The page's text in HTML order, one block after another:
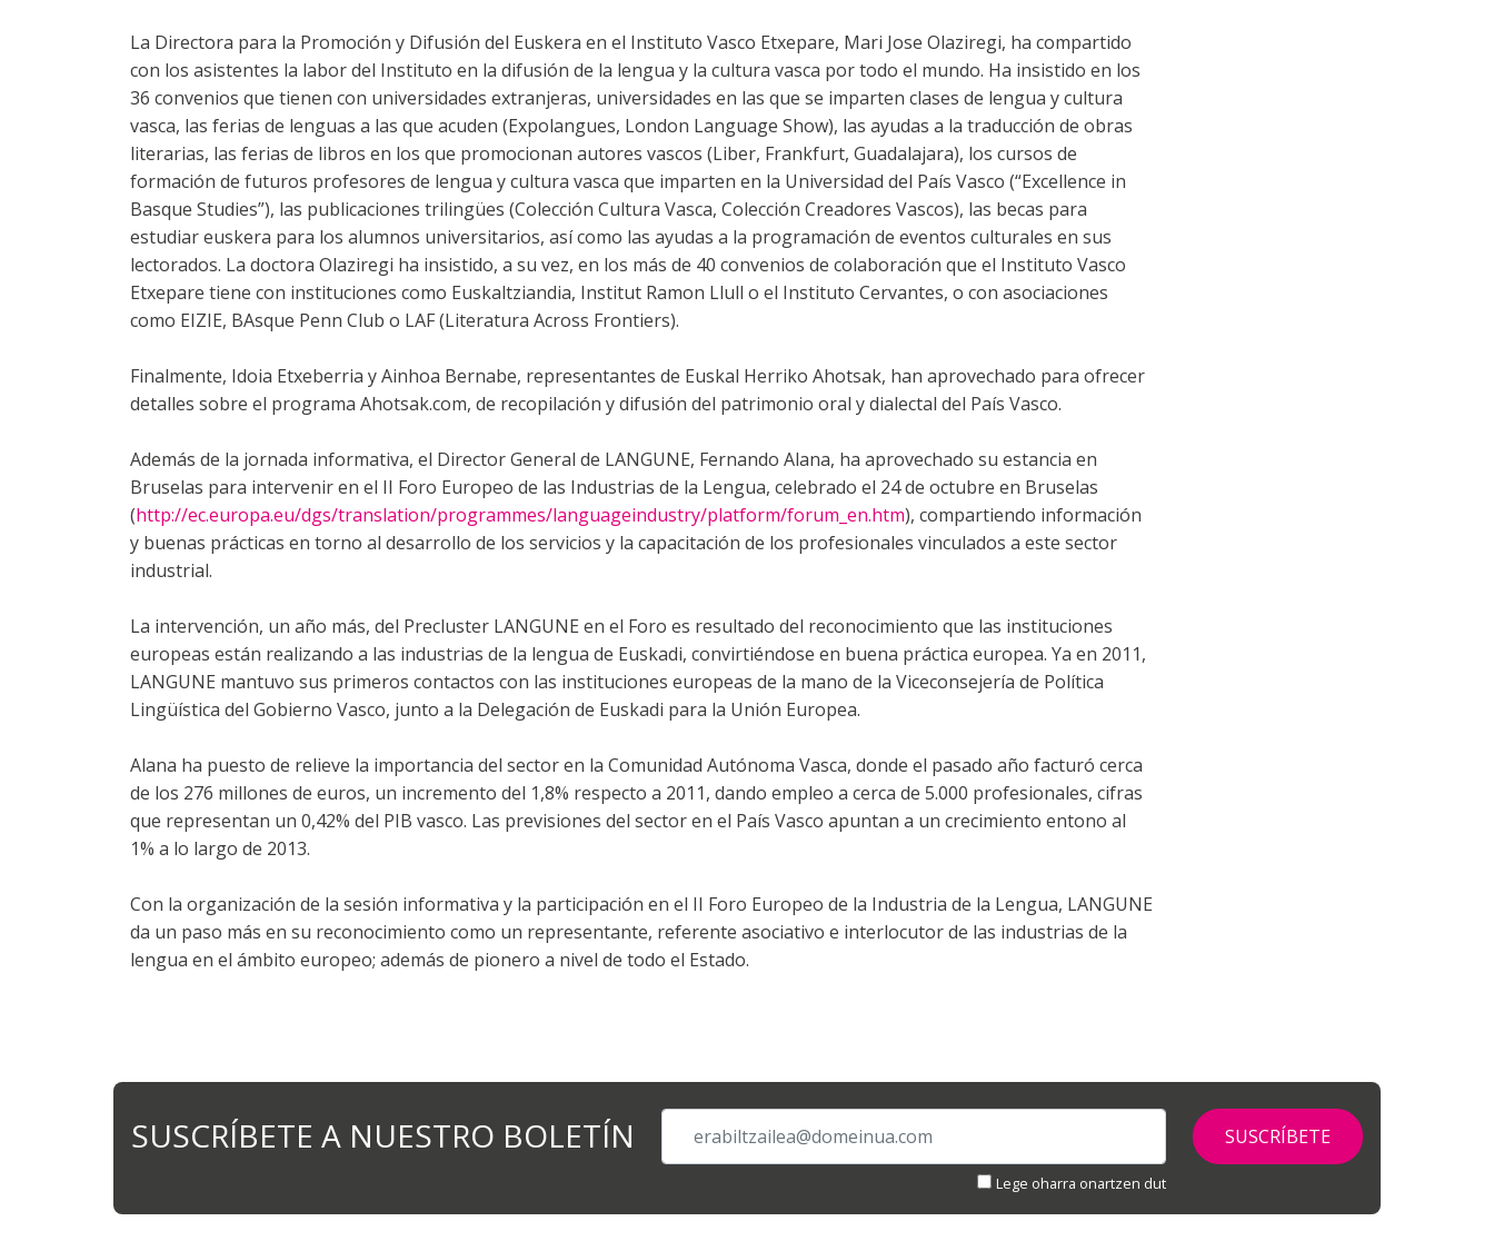
La Directora para la Promoción y Difusión del Euskera en el Instituto Vasco Etxepare, Mari Jose Olaziregi, ha compartido
con los asistentes la labor del Instituto en la difusión de la lengua y la cultura vasca por todo el mundo. Ha insistido en los
36 convenios que tienen con universidades extranjeras, universidades en las que se imparten clases de lengua y cultura
vasca, las ferias de lenguas a las que acuden (Expolangues, London Language Show), las ayudas a la traducción de obras
literarias, las ferias de libros en los que promocionan autores vascos (Liber, Frankfurt, Guadalajara), los cursos de
formación de futuros profesores de lengua y cultura vasca que imparten en la Universidad del País Vasco (“Excellence in
Basque Studies”), las publicaciones trilingües (Colección Cultura Vasca, Colección Creadores Vascos), las becas para
estudiar euskera para los alumnos universitarios, así como las ayudas a la programación de eventos culturales en sus
lectorados. La doctora Olaziregi ha insistido, a su vez, en los más de 40 convenios de colaboración que el Instituto Vasco
Etxepare tiene con instituciones como Euskaltziandia, Institut Ramon Llull o el Instituto Cervantes, o con asociaciones
como EIZIE, BAsque Penn Club o LAF (Literatura Across Frontiers).
Finalmente, Idoia Etxeberria y Ainhoa Bernabe, representantes de Euskal Herriko Ahotsak, han aprovechado para ofrecer
detalles sobre el programa Ahotsak.com, de recopilación y difusión del patrimonio oral y dialectal del País Vasco.
Además de la jornada informativa, el Director General de LANGUNE, Fernando Alana, ha aprovechado su estancia en
Bruselas para intervenir en el II Foro Europeo de las Industrias de la Lengua, celebrado el 24 de octubre en Bruselas
(http://ec.europa.eu/dgs/translation/programmes/languageindustry/platform/forum_en.htm), compartiendo información
y buenas prácticas en torno al desarrollo de los servicios y la capacitación de los profesionales vinculados a este sector
industrial.
La intervención, un año más, del Precluster LANGUNE en el Foro es resultado del reconocimiento que las instituciones
europeas están realizando a las industrias de la lengua de Euskadi, convirtiéndose en buena práctica europea. Ya en 2011,
LANGUNE mantuvo sus primeros contactos con las instituciones europeas de la mano de la Viceconsejería de Política
Lingüística del Gobierno Vasco, junto a la Delegación de Euskadi para la Unión Europea.
Alana ha puesto de relieve la importancia del sector en la Comunidad Autónoma Vasca, donde el pasado año facturó cerca
de los 276 millones de euros, un incremento del 1,8% respecto a 2011, dando empleo a cerca de 5.000 profesionales, cifras
que representan un 0,42% del PIB vasco. Las previsiones del sector en el País Vasco apuntan a un crecimiento entono al
1% a lo largo de 2013.
Con la organización de la sesión informativa y la participación en el II Foro Europeo de la Industria de la Lengua, LANGUNE
da un paso más en su reconocimiento como un representante, referente asociativo e interlocutor de las industrias de la
lengua en el ámbito europeo; además de pionero a nivel de todo el Estado.
SUSCRÍBETE A NUESTRO BOLETÍN
Lege oharra onartzen dut